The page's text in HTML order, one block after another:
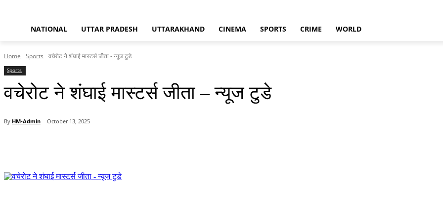
NATIONAL UTTAR PRADESH UTTARAKHAND CINEMA SPORTS CRIME WORLD
Home Sports वचेरोट ने शंघाई मास्टर्स जीता - न्यूज टुडे
Sports
वचेरोट ने शंघाई मास्टर्स जीता – न्यूज टुडे
By HM-Admin October 13, 2025